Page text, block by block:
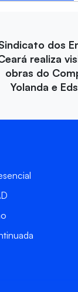
dos
realiza
obras do
Yolanda e